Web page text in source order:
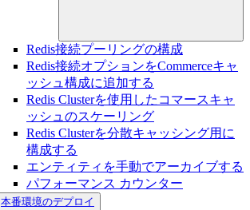
Redis接続プーリングの構成
Redis接続オプションをCommerceキャ
ッシュ構成に追加する
Redis Clusterを使用したコマースキャ
ッシュのスケーリング
Redis Clusterを分散キャッシング用に
構成する
エンティティを手動でアーカイブする
パフォーマンス カウンター
本番環境のデプロイ